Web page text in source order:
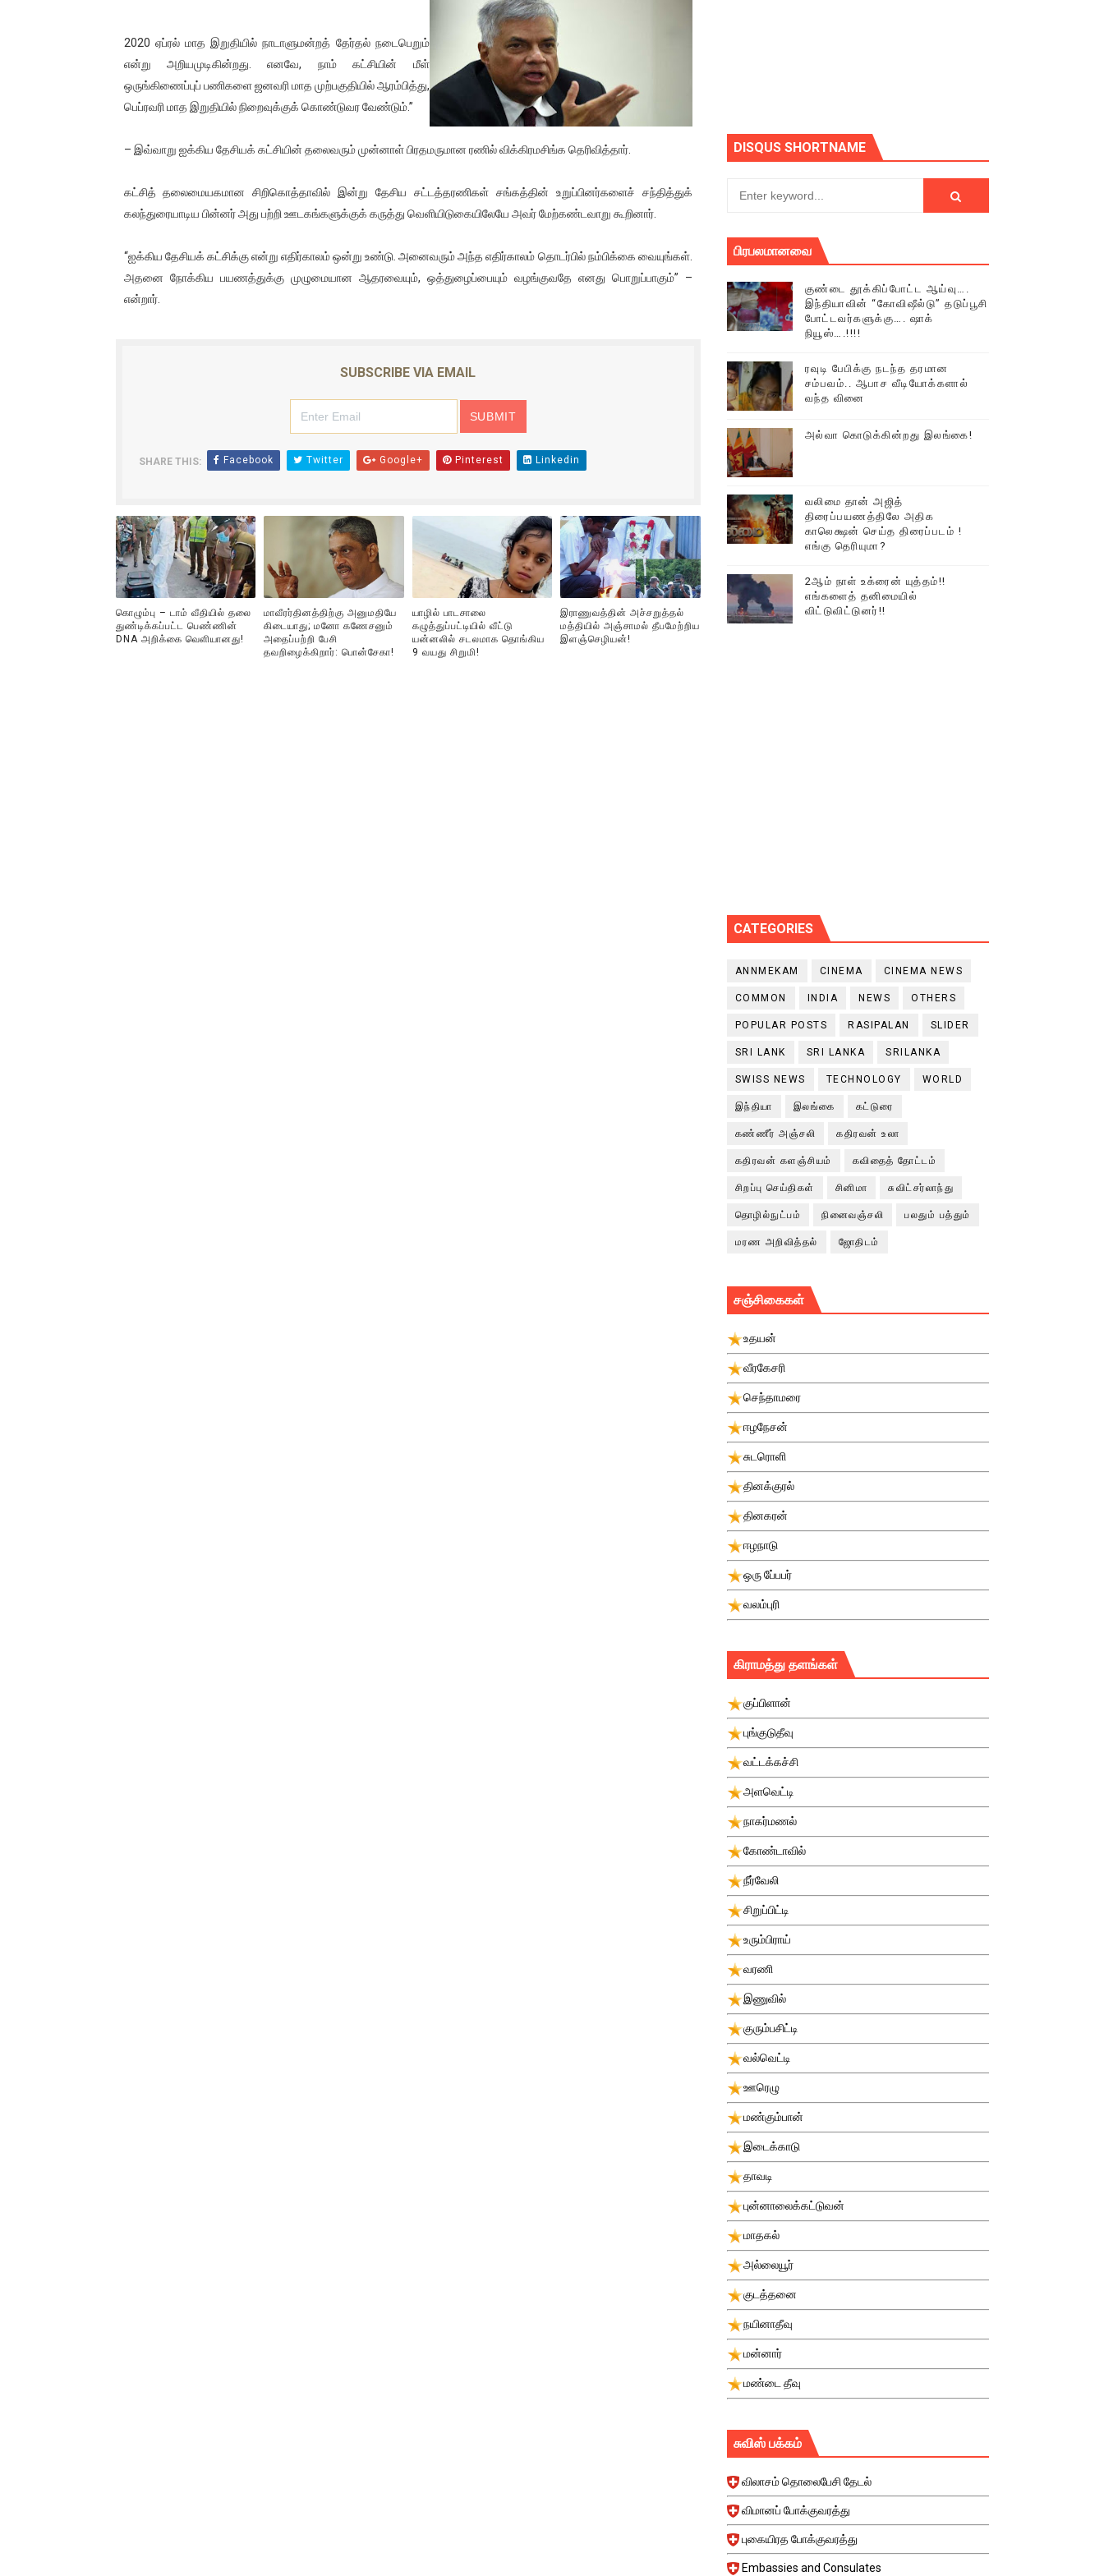
01/11/2021 Scotland ல் நடைபெறும் கண்டனப் போராட்டத்திற்கு கலந்துகொள்ளுமாறு அன்புரிமையோடு அழைக்கின்றோம்.
பாலச்சந்திரன் மற்றும் தன்னிடம் படித்த மாணவர்கள் தொடர்பில் நாடாளுமன்றத்தில் பகிரங்க கேள்வி
பிரிட்டனால் கடத்தப்படும் நிலையில் இலங்கைத் தமிழ் குடும்பம்!! நடந்தது என்ன
வர்ராரு...வர்ராரு... அண்ணாத்த : ரஜினிக்காக இலங்கை பாடலாசிரியர் வெளியிட்ட...
தடுப்பூசியை பெற்றுக் கொள்ளக் கூடிய இடங்கள்...
பிரபல நடிகை தூக்கிட்டு தற்கொலை!
ஐ.நா முன்றலில் சீரற்ற காலநிலையிலும் தமிழின அழிப்பிற்கு நீதி கேட்டு நடைபெற்ற கவனயீர்ப்புப் போராட்டத்தில் திரண்ட தமிழ்மக்கள்!!
ஜனாதிபதி ஐக்கிய நாடுகளின் பொதுச் சபை கூட்டத்தில் இன்று உரை
வலிமை தான் அஜித் திரைப்பயணத்திலே அதிக காலெக்ஷன் செய்த திரைப்படம் ! எங்கு தெரியுமா?
2020 ஏப்ரல் மாத இறுதியில் நாடாளுமன்றத் தேர்தல் நடைபெறும்
என்று அறியமுடிகின்றது. எனவே, நாம் கட்சியின் மீள்
ஒருங்கிணைப்புப் பணிகளை ஜனவரி மாத முற்பகுதியில் ஆரம்பித்து,
பெப்ரவரி மாத இறுதியில் நிறைவுக்குக் கொண்டுவர வேண்டும்.”
– இவ்வாறு ஐக்கிய தேசியக் கட்சியின் தலைவரும் முன்னாள் பிரதமருமான ரணில் விக்கிரமசிங்க தெரிவித்தார்.
கட்சித் தலைமையகமான சிறிகொத்தாவில் இன்று தேசிய சட்டத்தரணிகள் சங்கத்தின் உறுப்பினர்களைச் சந்தித்துக்
கலந்துரையாடிய பின்னர் அது பற்றி ஊடகங்களுக்குக் கருத்து வெளியிடுகையிலேயே அவர் மேற்கண்டவாறு கூறினார்.
“ஐக்கிய தேசியக் கட்சிக்கு என்று எதிர்காலம் ஒன்று உண்டு. அனைவரும் அந்த எதிர்காலம் தொடர்பில் நம்பிக்கை வையுங்கள்.
அதனை நோக்கிய பயணத்துக்கு முழுமையான ஆதரவையும், ஒத்துழைப்பையும் வழங்குவதே எனது பொறுப்பாகும்” –
என்றார்.
SUBSCRIBE VIA EMAIL
SHARE THIS: Facebook Twitter Google+ Pinterest Linkedin
கொழும்பு – டாம் வீதியில் தலை
துண்டிக்கப்பட்ட பெண்ணின்
DNA அறிக்கை வௌியானது!
மாவீரர்தினத்திற்கு அனுமதியே
கிடையாது; மனோ கணேசனும்
அதைப்பற்றி பேசி
தவறிழைக்கிறார்: பொன்சேகா!
யாழில் பாடசாலை
கழுத்துப்பட்டியில் வீட்டு
யன்னலில் சடலமாக தொங்கிய
9 வயது சிறுமி!
இராணுவத்தின் அச்சறுத்தல்
மத்தியில் அஞ்சாமல் தீபமேற்றிய
இளஞ்செழியன்!
DISQUS SHORTNAME
பிரபலமானவை
குண்டை தூக்கிப்போட்ட ஆய்வு….
இந்தியாவின் “கோவிஷீல்டு” தடுப்பூசி
போட்டவர்களுக்கு…. ஷாக்
நியூஸ்….!!!!
ரவுடி பேபிக்கு நடந்த தரமான
சம்பவம்.. ஆபாச வீடியோக்களால்
வந்த வினை
அல்வா கொடுக்கின்றது இலங்கை!
வலிமை தான் அஜித்
திரைப்பயணத்திலே அதிக
காலெக்ஷன் செய்த திரைப்படம் !
எங்கு தெரியுமா?
2ஆம் நாள் உக்ரைன் யுத்தம்!!
எங்களைத் தனிமையில்
விட்டுவிட்டுனர்!!
CATEGORIES
ANNMEKAM CINEMA CINEMA NEWS
COMMON INDIA NEWS OTHERS
POPULAR POSTS RASIPALAN SLIDER
SRI LANK SRI LANKA SRILANKA
SWISS NEWS TECHNOLOGY WORLD
இந்தியா இலங்கை கட்டுரை
கண்ணீர் அஞ்சலி கதிரவன் உலா
கதிரவன் களஞ்சியம் கவிதைத் தோட்டம்
சிறப்பு செய்திகள் சினிமா சுவிட்சர்லாந்து
தொழில்நுட்பம் நினைவஞ்சலி பலதும் பத்தும்
மரண அறிவித்தல் ஜோதிடம்
சஞ்சிகைகள்
உதயன்
வீரகேசரி
செந்தாமரை
ஈழநேசன்
சுடரொளி
தினக்குரல்
தினகரன்
ஈழநாடு
ஒரு பே்பபர்
வலம்புரி
கிராமத்து தளங்கள்
குப்பிளான்
புங்குடுதீவு
வட்டக்கச்சி
அளவெட்டி
நாகர்மணல்
கோண்டாவில்
நீர்வேலி
சிறுப்பிட்டி
உரும்பிராய்
வரணி
இணுவில்
குரும்பசிட்டி
வல்வெட்டி
ஊரெழு
மண்கும்பான்
இடைக்காடு
தாவடி
புன்னாலைக்கட்டுவன்
மாதகல்
அல்லையூர்
குடத்தனை
நயினாதீவு
மன்னார்
மண்டை தீவு
சுவிஸ் பக்கம்
விலாசம் தொலைபேசி தேடல்
விமானப் போக்குவரத்து
புகையிரத போக்குவரத்து
Embassies and Consulates